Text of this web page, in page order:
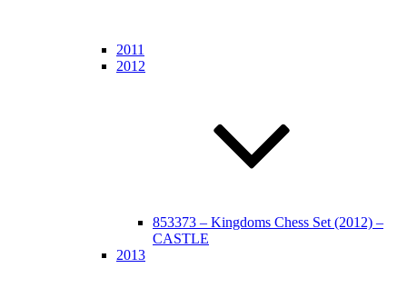
2011
2012
853373 – Kingdoms Chess Set (2012) –
CASTLE
2013